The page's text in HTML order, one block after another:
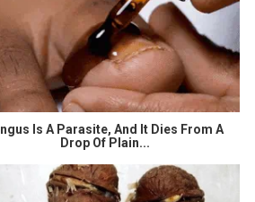
Is A Parasite, And It Dies From A
Drop Of Plain...